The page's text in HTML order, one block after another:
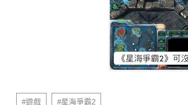
#遊戲 #星海爭霸2